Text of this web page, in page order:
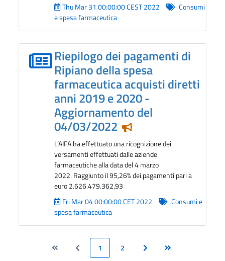
Thu Mar 31 00:00:00 CEST 2022
Consumi
e spesa farmaceutica
Riepilogo dei pagamenti di
Ripiano della spesa
farmaceutica acquisti diretti
anni 2019 e 2020 -
Aggiornamento del
04/03/2022 Notizia in evidenza
L’AIFA ha effettuato una ricognizione dei
versamenti effettuati dalle aziende
farmaceutiche alla data del 4 marzo
2022. Raggiunto il 95,26% dei pagamenti pari a
euro 2.626.479.362,93
Fri Mar 04 00:00:00 CET 2022
Consumi e
spesa farmaceutica
Vai alla pagina Inizio
Vai alla pagina Precedente
Pagina
1 Pagina
2 Vai alla pagina Successiva
Vai alla pagina Fine